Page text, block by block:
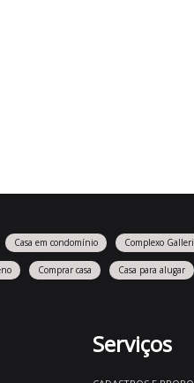
Casa em condomínio Complexo
Comprar casa Casa para alugar
Serviços